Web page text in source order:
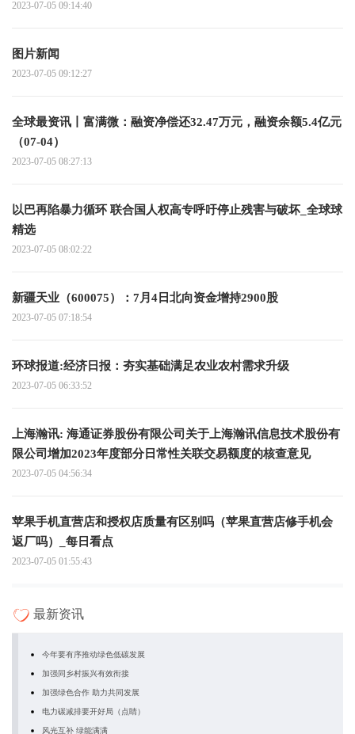
2023-07-05 09:14:40
图片新闻
2023-07-05 09:12:27
全球最资讯丨富满微：融资净偿还32.47万元，融资余额5.4亿元
（07-04）
2023-07-05 08:27:13
以巴再陷暴力循环 联合国人权高专呼吁停止残害与破坏_全球球
精选
2023-07-05 08:02:22
新疆天业（600075）：7月4日北向资金增持2900股
2023-07-05 07:18:54
环球报道:经济日报：夯实基础满足农业农村需求升级
2023-07-05 06:33:52
上海瀚讯: 海通证券股份有限公司关于上海瀚讯信息技术股份有
限公司增加2023年度部分日常性关联交易额度的核查意见
2023-07-05 04:56:34
苹果手机直营店和授权店质量有区别吗（苹果直营店修手机会
返厂吗）_每日看点
2023-07-05 01:55:43
最新资讯
今年要有序推动绿色低碳发展
加强同乡村振兴有效衔接
加强绿色合作 助力共同发展
电力碳减排要开好局（点睛）
风光互补 绿能满满